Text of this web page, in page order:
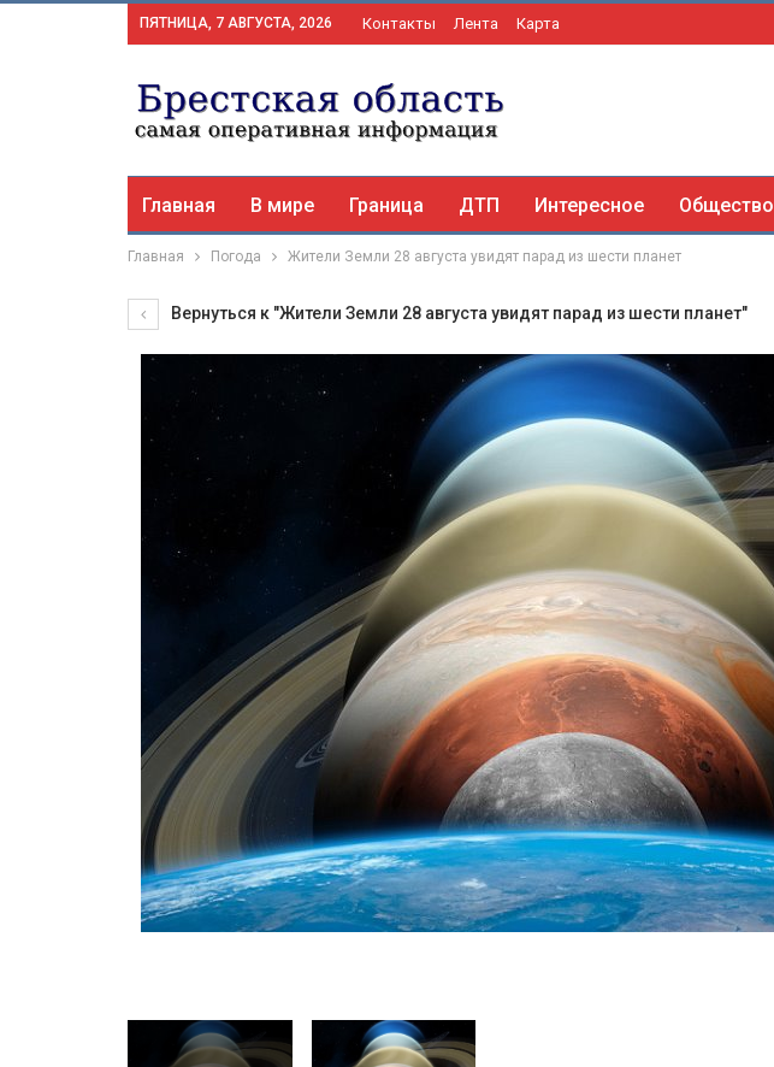
ПЯТНИЦА, 7 АВГУСТА, 2026 Контакты Лента Карта
Главная В мире Граница ДТП Интересное Общество
Главная Погода Жители Земли 28 августа увидят парад из шести планет
Вернуться к "Жители Земли 28 августа увидят парад из шести планет"